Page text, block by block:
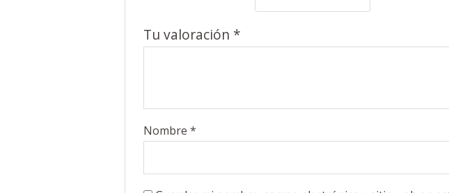
Tu valoración *
Nombre*